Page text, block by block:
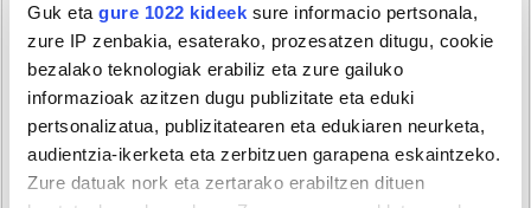
Guk eta gure 1022 kideek sure informacio pertsonala,
zure IP zenbakia, esaterako, prozesatzen ditugu, cookie
bezalako teknologiak erabiliz eta zure gailuko
informazioak azitzen dugu publizitate eta eduki
pertsonalizatua, publizitatearen eta edukiaren neurketa,
audientzia-ikerketa eta zerbitzuen garapena eskaintzeko.
Zure datuak nork eta zertarako erabiltzen dituen
JAIAK